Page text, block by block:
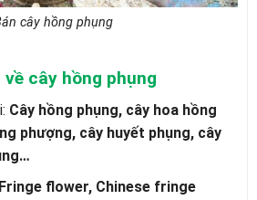
cây hồng phụng
cây hồng phụng
Cây hồng phụng, cây hoa hồng
phượng, cây huyết phụng, cây
Fringe flower, Chinese fringe